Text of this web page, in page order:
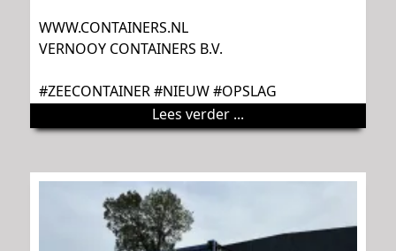
WWW.CONTAINERS.NL
VERNOOY CONTAINERS B.V.
#ZEECONTAINER #NIEUW #OPSLAG
Lees verder ...